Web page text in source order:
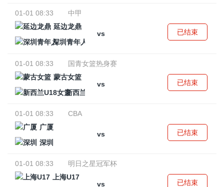
01-01 08:33
中甲
延边龙鼎
vs
深圳青年人
已结束
01-01 08:33
国青女篮热身赛
蒙古女篮
vs
新西兰U18女篮
已结束
01-01 08:33
CBA
广厦
vs
深圳
已结束
01-01 08:33
明日之星冠军杯
上海U17
vs
已结束